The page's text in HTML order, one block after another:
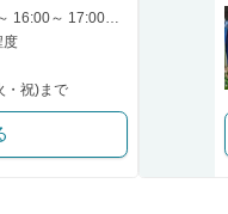
受付時間：15:00～ 16:00～ 17:00～ 18:00～ 19:00～
度
・祝)まで